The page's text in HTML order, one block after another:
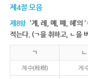
제4절 모음
제8항 ‘계, 례, 몌, 폐, 혜’의
적는다. (ㄱ을 취하고, ㄴ을
ㄱ ㄴ
계수(桂樹) 게